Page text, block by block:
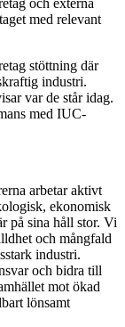
och externa
med relevant
stöttning där
industri.
var de står idag.
med IUC-
arbetar aktivt
ekonomisk
på sina håll stor. Vi
och mångfald
industri.
och bidra till
mot ökad
lönsamt